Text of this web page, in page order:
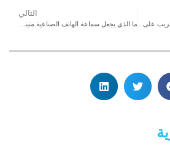
كيف تعمل الهواتف المقاومة للتخريب على مكافحة التهديدات التي تتعرض لها الهواتف العامة
التالي
ما الذي يجعل سماعة الهاتف الصناعية متينة حقًا في البيئات القاسية؟